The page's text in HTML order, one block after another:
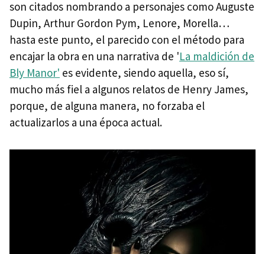
son citados nombrando a personajes como Auguste
Dupin, Arthur Gordon Pym, Lenore, Morella…
hasta este punto, el parecido con el método para
encajar la obra en una narrativa de 'La maldición de
Bly Manor' es evidente, siendo aquella, eso sí,
mucho más fiel a algunos relatos de Henry James,
porque, de alguna manera, no forzaba el
actualizarlos a una época actual.